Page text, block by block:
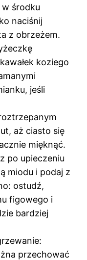
środku
naciśnij
z obrzeżem.
koziego
jeśli
aż ciasto się
mięknąć.
po upieczeniu
miodu i podaj z
ostudź,
figowego i
bardziej
przechować